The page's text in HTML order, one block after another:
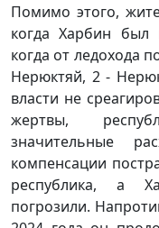
Помимо этого,
когда Харбин был
когда от ледохода
Нерюктяй, 2 -
власти не
жертвы,
значительные
компенсации
республика, а
погрозили.